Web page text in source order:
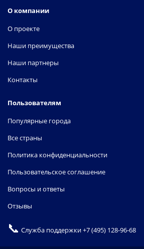
О компании
О проекте
Наши преимущества
Наши партнеры
Контакты
Пользователям
Популярные города
Все страны
Политика конфиденциальности
Пользовательское соглашение
Вопросы и ответы
Отзывы
📞 Служба поддержки+7 (495) 128-96-68